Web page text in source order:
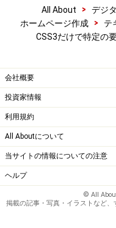
All About > デジ
ホームページ作成
> テ
CSS3だけで特定の
会社概要
投資家情報
利用規約
All Aboutについて
当サイトの情報についての注意
ヘルプ
© All
掲載の記事・写真・イラストなど